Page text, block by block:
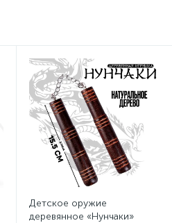
Детское оружие
деревянное «Нунчаки»